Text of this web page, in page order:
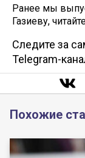
Ранее мы
Газиеву,
Следите за
Telegram-
Похожие